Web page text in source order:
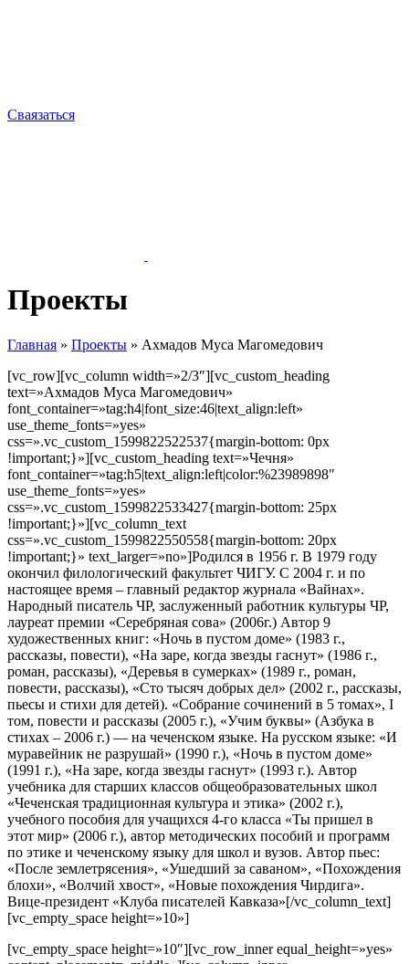
Сваязаться
Проекты
Главная » Проекты » Ахмадов Муса Магомедович
[vc_row][vc_column width=»2/3″][vc_custom_heading
text=»Ахмадов Муса Магомедович»
font_container=»tag:h4|font_size:46|text_align:left»
use_theme_fonts=»yes»
css=».vc_custom_1599822522537{margin-bottom: 0px
!important;}»][vc_custom_heading text=»Чечня»
font_container=»tag:h5|text_align:left|color:%23989898″
use_theme_fonts=»yes»
css=».vc_custom_1599822533427{margin-bottom: 25px
!important;}»][vc_column_text
css=».vc_custom_1599822550558{margin-bottom: 20px
!important;}» text_larger=»no»]Родился в 1956 г. В 1979 году
окончил филологический факультет ЧИГУ. С 2004 г. и по
настоящее время – главный редактор журнала «Вайнах».
Народный писатель ЧР, заслуженный работник культуры ЧР,
лауреат премии «Серебряная сова» (2006г.) Автор 9
художественных книг: «Ночь в пустом доме» (1983 г.,
рассказы, повести), «На заре, когда звезды гаснут» (1986 г.,
роман, рассказы), «Деревья в сумерках» (1989 г., роман,
повести, рассказы), «Сто тысяч добрых дел» (2002 г., рассказы,
пьесы и стихи для детей). «Собрание сочинений в 5 томах», I
том, повести и рассказы (2005 г.), «Учим буквы» (Азбука в
стихах – 2006 г.) — на чеченском языке. На русском языке: «И
муравейник не разрушай» (1990 г.), «Ночь в пустом доме»
(1991 г.), «На заре, когда звезды гаснут» (1993 г.). Автор
учебника для старших классов общеобразовательных школ
«Чеченская традиционная культура и этика» (2002 г.),
учебного пособия для учащихся 4-го класса «Ты пришел в
этот мир» (2006 г.), автор методических пособий и программ
по этике и чеченскому языку для школ и вузов. Автор пьес:
«После землетрясения», «Ушедший за саваном», «Похождения
блохи», «Волчий хвост», «Новые похождения Чирдига».
Вице-президент «Клуба писателей Кавказа»[/vc_column_text]
[vc_empty_space height=»10»]
[vc_empty_space height=»10″][vc_row_inner equal_height=»yes»